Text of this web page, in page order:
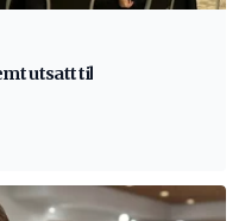
utsatt til